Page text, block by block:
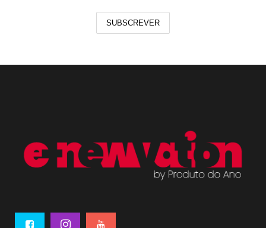
SUBSCREVER